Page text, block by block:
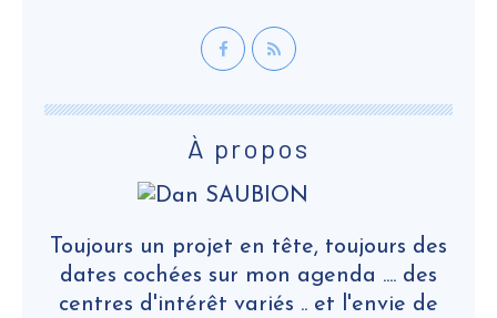
À propos
Toujours un projet en tête, toujours des
dates cochées sur mon agenda .... des
centres d'intérêt variés .. et l'envie de